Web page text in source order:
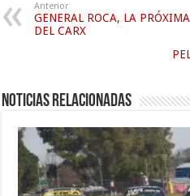
Anterior
GENERAL ROCA, LA PRÓXIMA
DEL CARX
Noticias relacionadas